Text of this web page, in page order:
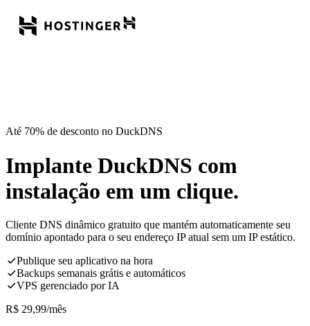
Até 70% de desconto no DuckDNS
Implante DuckDNS com
instalação em um clique.
Cliente DNS dinâmico gratuito que mantém automaticamente seu
domínio apontado para o seu endereço IP atual sem um IP estático.
Publique seu aplicativo na hora
Backups semanais grátis e automáticos
VPS gerenciado por IA
R$ 29,99/mês